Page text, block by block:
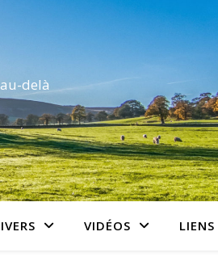
delà
VIDÉOS LIENS